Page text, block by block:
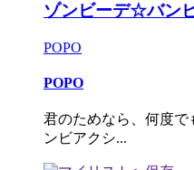
ゾンビーデ☆バン
POPO
POPO
君のためなら、何度
ンビアクシ...